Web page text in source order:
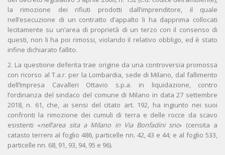
la rimozione dei rifiuti prodotti dall’imprenditore, il quale
nell’esecuzione di un contratto d’appalto li ha dapprima collocati
lecitamente su un’area di proprietà di un terzo con il consenso di
questi, non li ha poi rimossi, violando il relativo obbligo, ed è stato
infine dichiarato fallito.
2. La questione deferita trae origine da una controversia promossa
con ricorso al T.a.r. per la Lombardia, sede di Milano, dal fallimento
dell’Impresa Cavalleri Ottavio s.p.a. in liquidazione, contro
l’ordinanza del sindaco del comune di Milano in data 27 settembre
2018, n. 61, che, ai sensi del citato art. 192, ha ingiunto nei suoi
confronti la rimozione dei cumuli di terra e delle rocce da scavo
esistenti «nell’area sita a Milano in Via Bonfadini snc» (censita a
catasto terreni al foglio 486, particelle nn. 42, 43 e 44; e al foglio 533,
particelle nn. 68, 91, 93, 94, 95 e 96).